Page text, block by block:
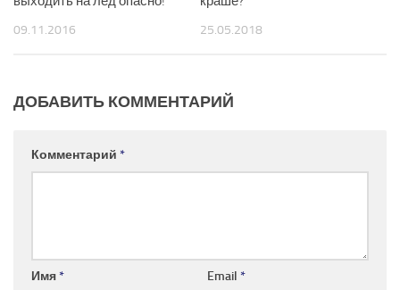
09.11.2016 25.05.2018
ДОБАВИТЬ КОММЕНТАРИЙ
Комментарий *
Имя* Email *